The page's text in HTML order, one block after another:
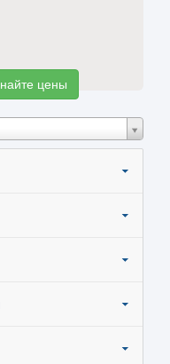
цены